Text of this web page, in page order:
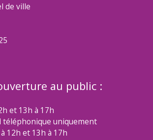
de ville
au public :
et 13h à 17h
téléphonique uniquement
12h et 13h à 17h